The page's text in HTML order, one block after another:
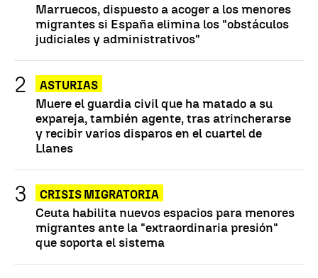
Marruecos, dispuesto a acoger a los menores
migrantes si España elimina los "obstáculos
judiciales y administrativos"
ASTURIAS
Muere el guardia civil que ha matado a su
expareja, también agente, tras atrincherarse
y recibir varios disparos en el cuartel de
Llanes
CRISIS MIGRATORIA
Ceuta habilita nuevos espacios para menores
migrantes ante la "extraordinaria presión"
que soporta el sistema